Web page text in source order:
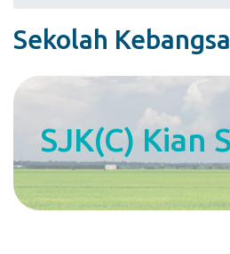
Sekolah
SJK(C) Kian